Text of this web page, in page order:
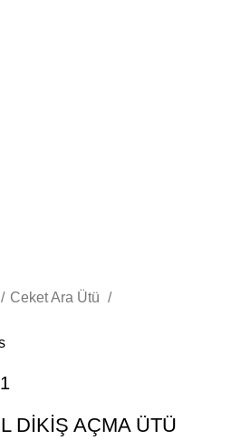
Ceket Ara Ütü
DİKİŞ AÇMA ÜTÜ